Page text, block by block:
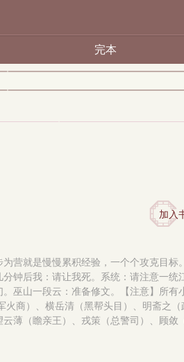
完本
加入
营就是慢慢累积经验，一个个攻克目标
钟后我：请让我死。系统：请注意一
山一段云：准备修文。【注意】所有
商）、横岳清（黑帮头目）、明斋之
薄（瞻亲王）、戎策（总警司）、顾